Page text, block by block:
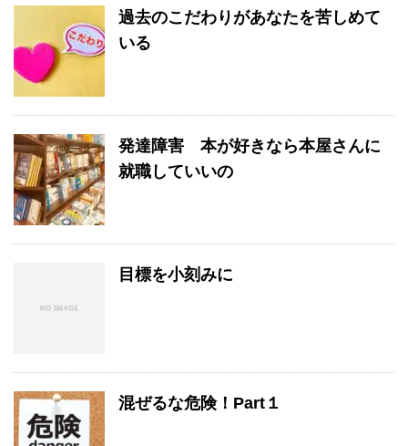
過去のこだわりがあなたを苦しめて
いる
発達障害 本が好きなら本屋さんに
就職していいの
目標を小刻みに
混ぜるな危険！Part１